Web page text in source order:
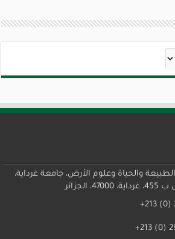
والحياة وعلوم الأرض، جامعة غرداية،